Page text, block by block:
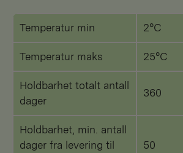
Temperatur min 2°C
Temperatur maks 25°C
Holdbarhet totalt antall
dager
360
Holdbarhet, min. antall
dager fra levering til
50